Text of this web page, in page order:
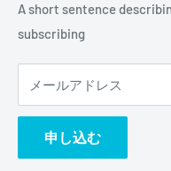
A short sentence
subscribing
メールアドレス
申し込む